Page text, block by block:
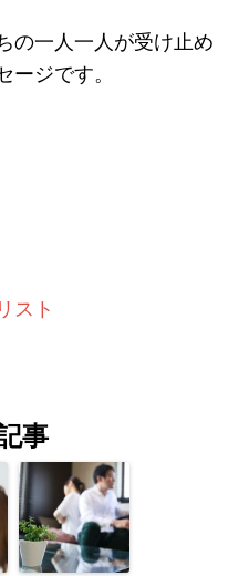
の一人一人が受け止め
ジです。
スト
事